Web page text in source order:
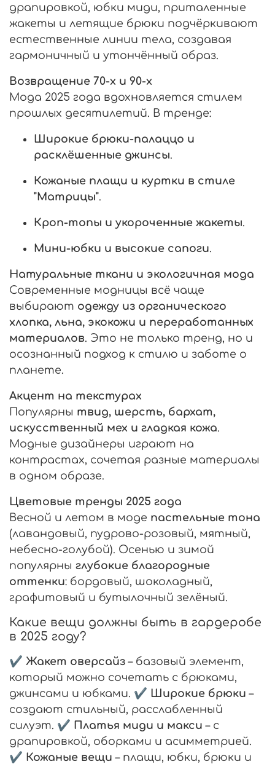
драпировкой, юбки миди, приталенные
жакеты и летящие брюки подчёркивают
естественные линии тела, создавая
гармоничный и утончённый образ.
Возвращение 70-х и 90-х
Мода 2025 года вдохновляется стилем
прошлых десятилетий. В тренде:
Широкие брюки-палаццо и
расклёшенные джинсы.
Кожаные плащи и куртки в стиле
"Матрицы".
Кроп-топы и укороченные жакеты.
Мини-юбки и высокие сапоги.
Натуральные ткани и экологичная мода
Современные модницы всё чаще
выбирают одежду из органического
хлопка, льна, экокожи и переработанных
материалов. Это не только тренд, но и
осознанный подход к стилю и заботе о
планете.
Акцент на текстурах
Популярны твид, шерсть, бархат,
искусственный мех и гладкая кожа.
Модные дизайнеры играют на
контрастах, сочетая разные материалы
в одном образе.
Цветовые тренды 2025 года
Весной и летом в моде пастельные тона
(лавандовый, пудрово-розовый, мятный,
небесно-голубой). Осенью и зимой
популярны глубокие благородные
оттенки: бордовый, шоколадный,
графитовый и бутылочный зелёный.
Какие вещи должны быть в гардеробе
в 2025 году?
✔ Жакет оверсайз – базовый элемент,
который можно сочетать с брюками,
джинсами и юбками. ✔ Широкие брюки –
создают стильный, расслабленный
силуэт. ✔ Платья миди и макси – с
драпировкой, оборками и асимметрией.
✔ Кожаные вещи – плащи, юбки, брюки и